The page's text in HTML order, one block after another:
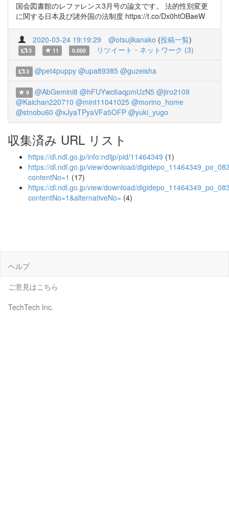
国会図書館のレファレンス3月号の論文です。 法的性別変更
に関する日本及び諸外国の法制度 https://t.co/Dx0htOBaeW
2020-03-24 19:19:29 @otsujikanako (投稿一覧)
3 11 0.000 リツイート・ネットワーク (3)
3 @pet4puppy @upa89385 @guzeisha
9 @AbGemini8 @hFUYwc6aqpmUzN5 @jiro2109
@Kaichan220710 @mint11041025 @morino_home
@stnobu60 @xJyaTPyaVFa5OFP @yuki_yugo
収集済み URL リスト
https://dl.ndl.go.jp/info:ndljp/pid/11464349 (1)
https://dl.ndl.go.jp/view/download/
contentNo=1 (17)
https://dl.ndl.go.jp/view/download/
contentNo=1&alternativeNo= (4)
ヘルプ
ご意見はこちら
TechTech Inc.